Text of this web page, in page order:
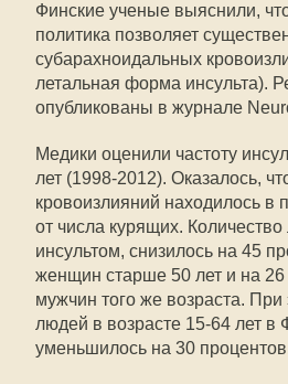
Финские ученые выяснили,
политика позволяет
субарахноидальных
летальная форма инсульта).
опубликованы в журнале
Медики оценили частоту
лет (1998-2012). Оказалось,
кровоизлияний находилось в
от числа курящих.
инсультом, снизилось на 45
женщин старше 50 лет и на 26
мужчин того же возраста.
людей в возрасте 15-64 лет в
уменьшилось на 30